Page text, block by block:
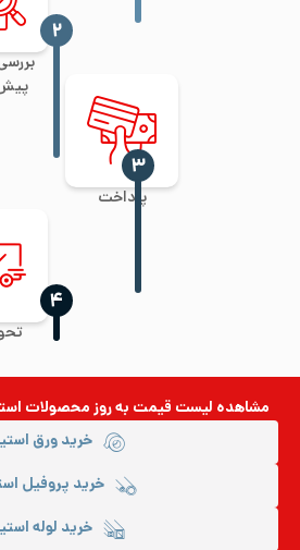
‍۲
پرداخت
‍۳
‍۴
مشاهده لیست قیمت به روزمحصولات
خرید ورق
خرید پروفیل
خرید لوله